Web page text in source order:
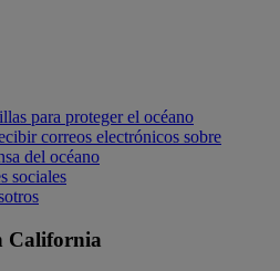
para proteger el océano
correos electrónicos sobre
del océano
sociales
California